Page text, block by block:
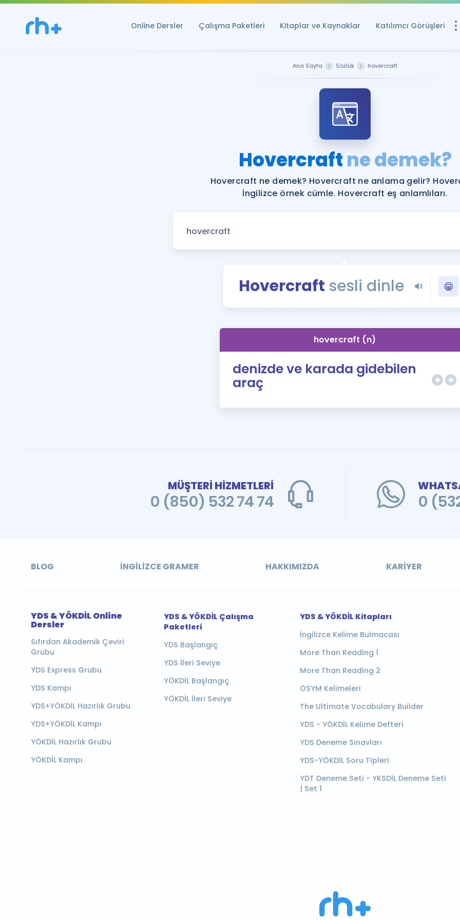
Online Dersler Çalışma Paketleri Kitaplar ve Kaynaklar Katılımcı Görüşleri
YDS ve YÖKDİL
YDS ve YÖKDİL'e
Tüm ÖSYM
YDS - YÖKDİL
İngilizce
Ana Sayfa Sözlük hovercraft
Hovercraftne demek?
Hovercraft ne demek? Hovercraft ne anlama gelir?
İngilizce örnek cümle. Hovercraft eş anlamlıları.
Hovercraft sesli dinle
hovercraft (n)
denizde ve karada gidebilen
araç
MÜŞTERİ HİZMETLERİ
0 (850) 532 74 74 0
BLOG İNGILIZCE GRAMER HAKKIMIZDA KARIYER
YDS & YÖKDİL Online
Dersler
Sıfırdan Akademik Çeviri
Grubu
YDS Express Grubu
YDS Kampı
YDS+YÖKDİL Hazırlık Grubu
YDS+YÖKDİL Kampı
YÖKDİL Hazırlık Grubu
YÖKDİL Kampı
YDS & YÖKDİL Çalışma
Paketleri
YDS Başlangıç
YDS İleri Seviye
YÖKDİL Başlangıç
YÖKDİL İleri Seviye
YDS & YÖKDİL Kitapları
İngilizce Kelime Bulmacası
More Than Reading 1
More Than Reading 2
ÖSYM Kelimeleri
The Ultimate Vocabulary Builder
YDS - YÖKDİL Kelime Defteri
YDS Deneme Sınavları
YDS-YÖKDİL Soru Tipleri
YDT Deneme Seti - YKSDİL Deneme Seti
| Set 1